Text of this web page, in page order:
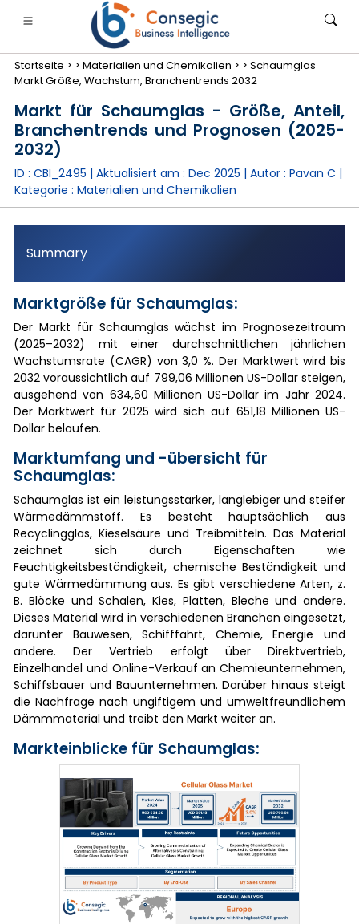
Finanzdienstleistungen und Versicherungen
• Fallstudien
Startseite > > Materialien und Chemikalien > > Schaumglas
Markt Größe, Wachstum, Branchentrends 2032
Markt für Schaumglas - Größe, Anteil,
Branchentrends und Prognosen (2025-
2032)
ID : CBI_2495 | Aktualisiert am : Dec 2025 | Autor : Pavan C |
Kategorie : Materialien und Chemikalien
Summary
Marktgröße für Schaumglas:
Der Markt für Schaumglas wächst im Prognosezeitraum
(2025–2032) mit einer durchschnittlichen jährlichen
Wachstumsrate (CAGR) von 3,0 %. Der Marktwert wird bis
2032 voraussichtlich auf 799,06 Millionen US-Dollar steigen,
ausgehend von 634,60 Millionen US-Dollar im Jahr 2024.
Der Marktwert für 2025 wird sich auf 651,18 Millionen US-
Dollar belaufen.
Marktumfang und -übersicht für
Schaumglas:
Schaumglas ist ein leistungsstarker, langlebiger und steifer
Wärmedämmstoff. Es besteht hauptsächlich aus
Recyclingglas, Kieselsäure und Treibmitteln. Das Material
zeichnet sich durch Eigenschaften wie
Feuchtigkeitsbeständigkeit, chemische Beständigkeit und
gute Wärmedämmung aus. Es gibt verschiedene Arten, z.
B. Blöcke und Schalen, Kies, Platten, Bleche und andere.
Dieses Material wird in verschiedenen Branchen eingesetzt,
darunter Bauwesen, Schifffahrt, Chemie, Energie und
andere. Der Vertrieb erfolgt über Direktvertrieb,
Einzelhandel und Online-Verkauf an Chemieunternehmen,
Schiffsbauer und Bauunternehmen. Darüber hinaus steigt
die Nachfrage nach ungiftigem und umweltfreundlichem
Dämmmaterial und treibt den Markt weiter an.
Markteinblicke für Schaumglas: